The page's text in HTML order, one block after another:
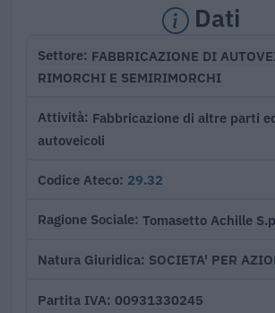
Dati
Settore FABBRICAZIONE DI
RIMORCHI E SEMIRIMORCHI
Attività Fabbricazione di altre parti
autoveicoli
Codice Ateco 29.32
Ragione Sociale Tomasetto Achille
Natura Giuridica SOCIETA' PER
Partita IVA 00931330245